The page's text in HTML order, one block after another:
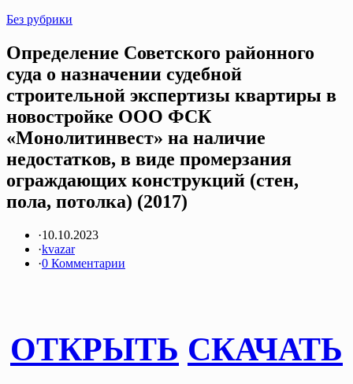
Без рубрики
Определение Советского районного
суда о назначении судебной
строительной экспертизы квартиры в
новостройке ООО ФСК
«Монолитинвест» на наличие
недостатков, в виде промерзания
ограждающих конструкций (стен,
пола, потолка) (2017)
·10.10.2023
·kvazar
·0 Комментарии
ОТКРЫТЬ СКАЧАТЬ